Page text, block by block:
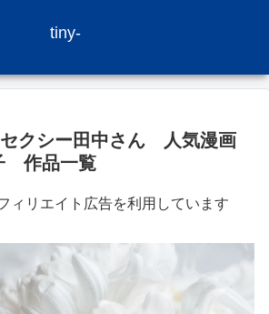
tiny-
セクシー田中さん 人気漫画
作品一覧
ィリエイト広告を利用しています